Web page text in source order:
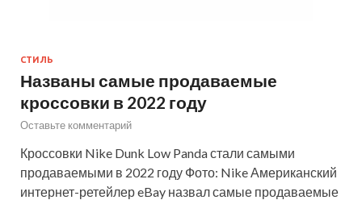
СТИЛЬ
Названы самые продаваемые
кроссовки в 2022 году
Оставьте комментарий
Кроссовки Nike Dunk Low Panda стали самыми
продаваемыми в 2022 году Фото: Nike Американский
интернет-ретейлер eBay назвал самые продаваемые